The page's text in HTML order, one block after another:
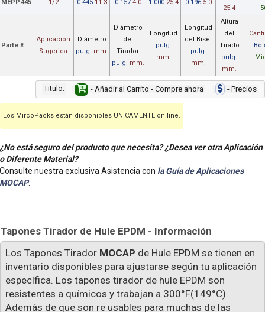
MEPP.445 1/2 0.445 11.3 0.157 4.0 1.000 25.4 0.196 5.0
25.4
Parte #
Aplicación
Sugerida
Diámetro
pulg. mm.
Diámetro
del
Tirador
pulg. mm.
Longitud
pulg.
mm.
Longitud
del Bisel
pulg.
mm.
Altura
del
Tirado
pulg.
mm.
Titulo: - Añadir al Carrito - Compre ahora - Precios
Los MircoPacks están disponibles UNICAMENTE on line.
¿No está seguro del producto que necesita? ¿Desea ver otra Aplicación
o Diferente Material?
Consulte nuestra exclusiva Asistencia con la Guía de Aplicaciones
MOCAP.
Tapones Tirador de Hule EPDM - Información
Los Tapones Tirador MOCAP de Hule EPDM se tienen en
inventario disponibles para ajustarse según tu aplicación
específica. Los tapones tirador de hule EPDM son
resistentes a químicos y trabajan a 300°F(149°C).
Además de que son re usables para muchas de las